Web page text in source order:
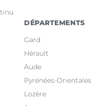
DÉPARTEMENTS
Gard
Hérault
Aude
Pyrénées-Orientales
Lozère